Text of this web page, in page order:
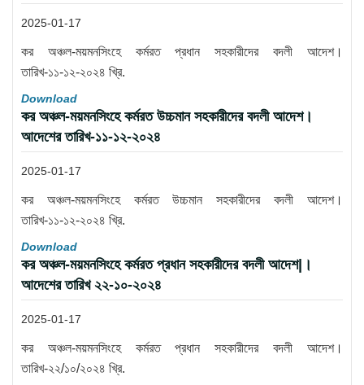
2025-01-17
কর অঞ্চল-ময়মনসিংহে কর্মরত প্রধান সহকারীদের বদলী আদেশ।
তারিখ-১১-১২-২০২৪ খ্রি.
Download
কর অঞ্চল-ময়মনসিংহে কর্মরত উচ্চমান সহকারীদের বদলী আদেশ।
আদেশের তারিখ-১১-১২-২০২৪
2025-01-17
কর অঞ্চল-ময়মনসিংহে কর্মরত উচ্চমান সহকারীদের বদলী আদেশ।
তারিখ-১১-১২-২০২৪ খ্রি.
Download
কর অঞ্চল-ময়মনসিংহে কর্মরত প্রধান সহকারীদের বদলী আদেশ|।
আদেশের তারিখ ২২-১০-২০২৪
2025-01-17
কর অঞ্চল-ময়মনসিংহে কর্মরত প্রধান সহকারীদের বদলী আদেশ।
তারিখ-২২/১০/২০২৪ খ্রি.